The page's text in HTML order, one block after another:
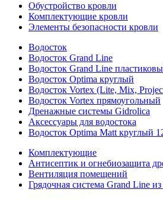
Обустройство кровли
Комплектующие кровли
Элементы безопасности кровли
Водосток
Водосток Grand Line
Водосток Grand Line
Водосток Optima круглый
Водосток Vortex (Lite, Mix,
Водосток Vortex прямоугольный
Дренажные системы Gidrolica
Аксессуары для водостока
Водосток Optima Matt круглый
Комплектующие
Антисептик и огнебиозащита
Вентиляция помещений
Грядочная система Grand Line